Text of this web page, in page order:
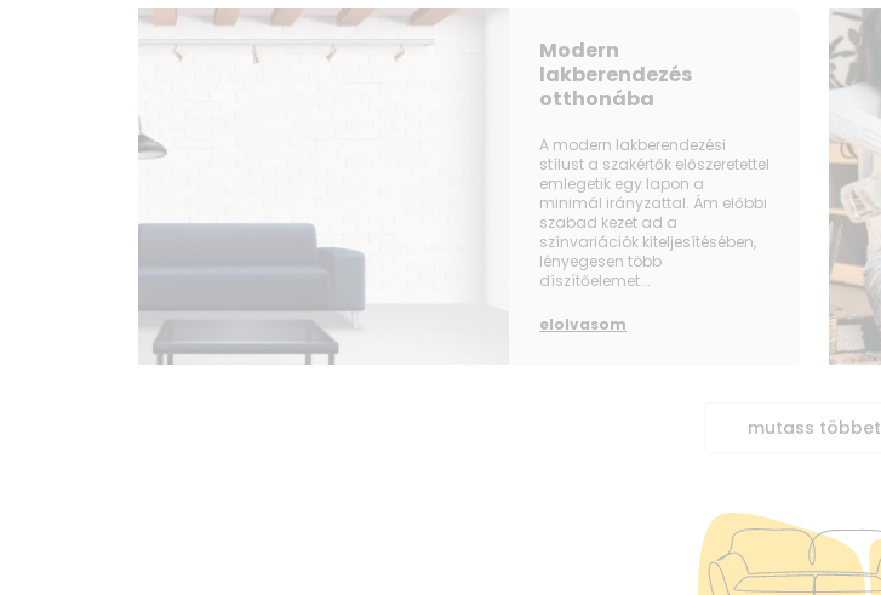
Modern
lakberendezés
otthonába
A modern lakberendezési
stílust a szakértők előszeretettel
emlegetik egy lapon a
minimál irányzattal. Ám előbbi
szabad kezet ad a
színvariációk kiteljesítésében,
lényegesen több
díszítőelemet...
elolvasom
mutass többet